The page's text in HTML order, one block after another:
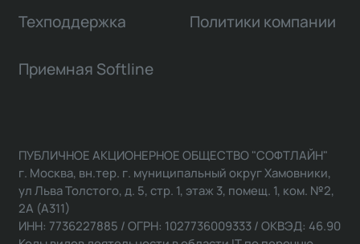
Техподдержка Политики компании
Приемная Softline
ПУБЛИЧНОЕ АКЦИОНЕРНОЕ ОБЩЕСТВО "СОФТЛАЙН"
г. Москва, вн.тер. г. муниципальный округ Хамовники,
ул Льва Толстого, д. 5, стр. 1, этаж 3, помещ. 1, ком. №2,
2А (А311)
ИНН: 7736227885 / ОГРН: 1027736009333 / ОКВЭД: 46.90